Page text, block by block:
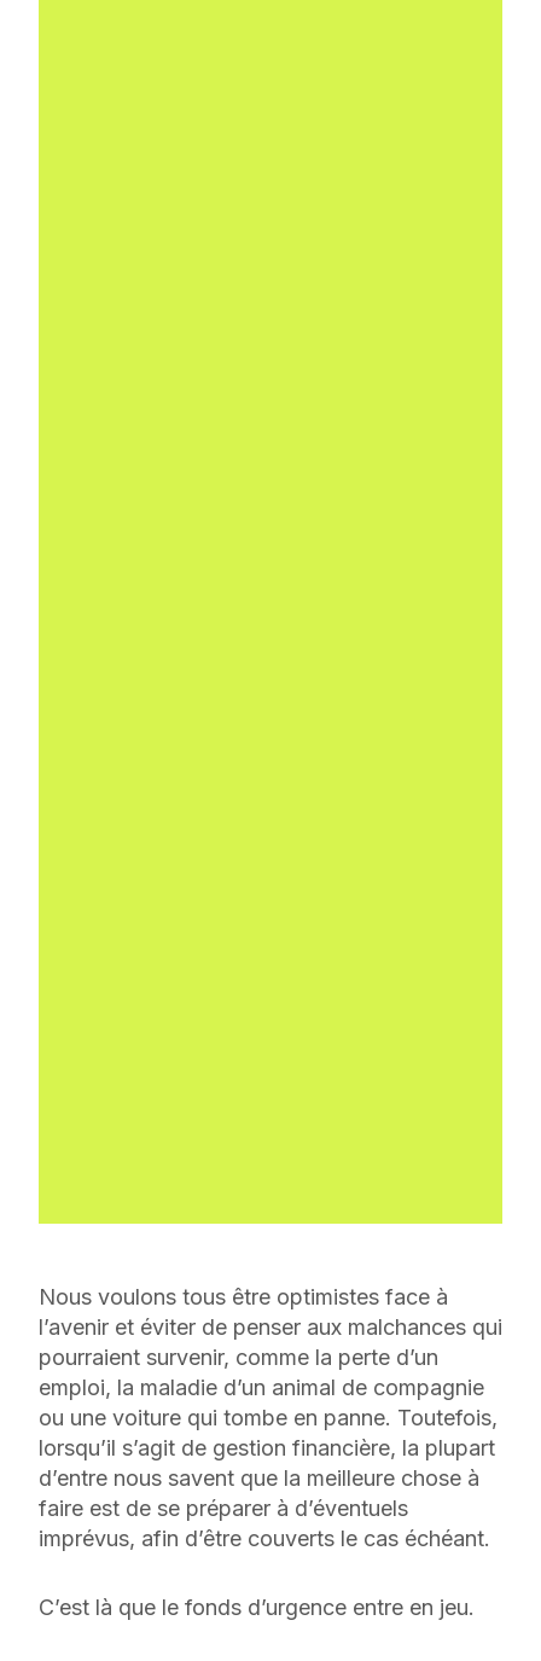
Nous voulons tous être optimistes face à
l’avenir et éviter de penser aux malchances qui
pourraient survenir, comme la perte d’un
emploi, la maladie d’un animal de compagnie
ou une voiture qui tombe en panne. Toutefois,
lorsqu’il s’agit de gestion financière, la plupart
d’entre nous savent que la meilleure chose à
faire est de se préparer à d’éventuels
imprévus, afin d’être couverts le cas échéant.
C’est là que le fonds d’urgence entre en jeu.